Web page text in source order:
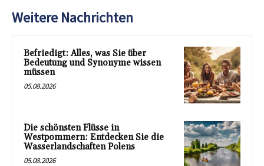
Weitere Nachrichten
Befriedigt: Alles, was Sie über
Bedeutung und Synonyme wissen
müssen
05.08.2026
Die schönsten Flüsse in
Westpommern: Entdecken Sie die
Wasserlandschaften Polens
05.08.2026